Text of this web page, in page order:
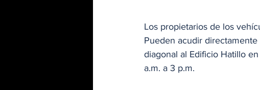
Los propietarios de los
Pueden acudir
diagonal al Edificio Hatillo
a.m. a 3 p.m.